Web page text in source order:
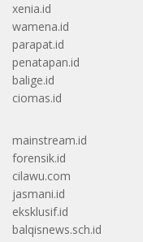
xenia.id
wamena.id
parapat.id
penatapan.id
balige.id
ciomas.id
mainstream.id
forensik.id
cilawu.com
jasmani.id
eksklusif.id
balqisnews.sch.id